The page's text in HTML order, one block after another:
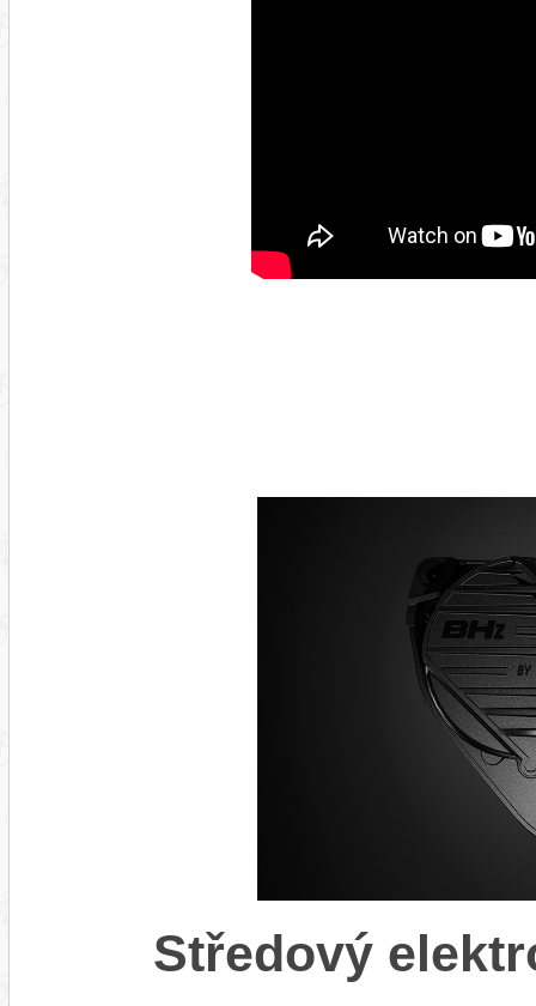
Středový